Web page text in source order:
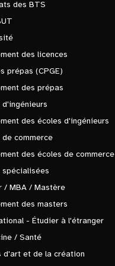
des BTS
des licences
prépas (CPGE)
des prépas
d'ingénieurs
des écoles d'ingénieurs
de commerce
des écoles de commerce
spécialisées
/ MBA / Mastère
des masters
- Étudier à l'étranger
/ Santé
d'art et de la création